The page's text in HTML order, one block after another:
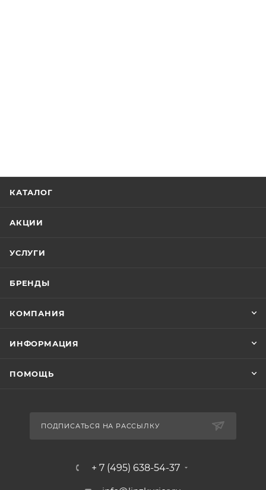
КАТАЛОГ
АКЦИИ
УСЛУГИ
БРЕНДЫ
КОМПАНИЯ
ИНФОРМАЦИЯ
ПОМОЩЬ
ПОДПИСАТЬСЯ НА РАССЫЛКУ
+ 7 (495) 638-54-37